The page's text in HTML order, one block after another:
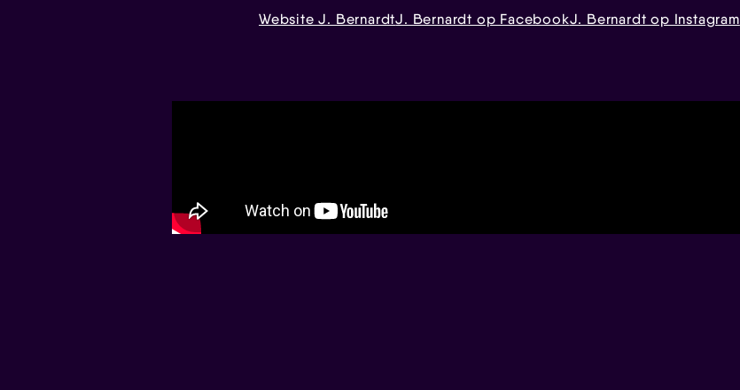
Website J. BernardtJ. Bernardt op FacebookJ. Bernardt op Instagram